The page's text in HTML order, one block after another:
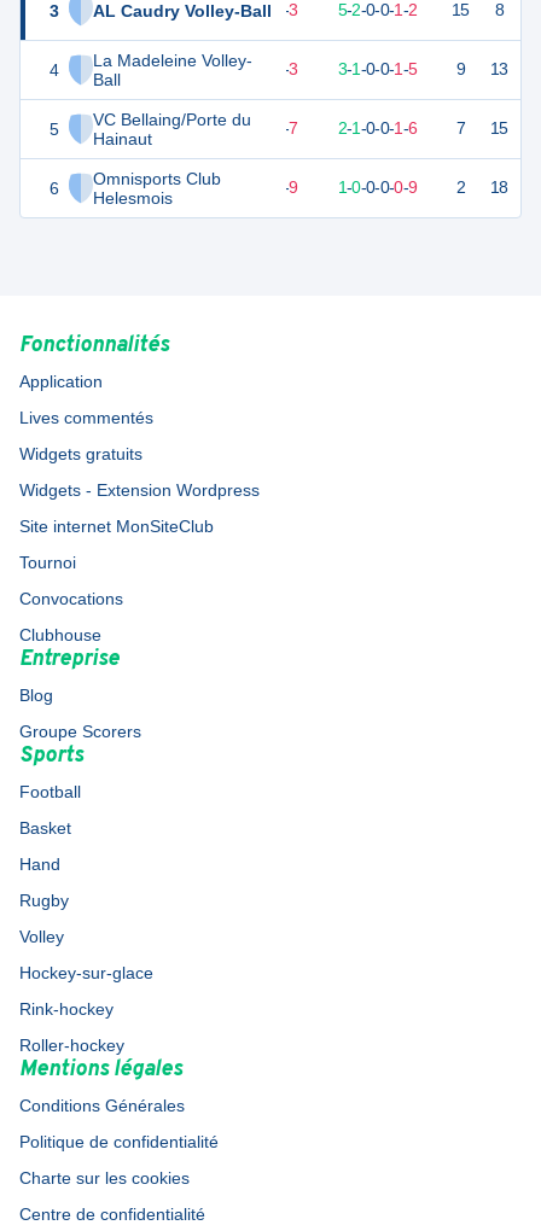
3 AL Caudry Volley-Ball
4
La Madeleine Volley-
Ball
5
VC Bellaing/Porte du
Hainaut
6
Omnisports Club
Helesmois
20 10 -3 5-2-0-0-1-2 15 8
3 10 -3 3-1-0-0-1-5 9 13
9 10 -7 2-1-0-0-1-6 7 15
3 -9 1-0-0-0-0-9 2 18
Fonctionnalités
Application
Lives commentés
Widgets gratuits
Widgets - Extension Wordpress
Site internet MonSiteClub
Tournoi
Convocations
Clubhouse
Entreprise
Blog
Groupe Scorers
Sports
Football
Basket
Hand
Rugby
Volley
Hockey-sur-glace
Rink-hockey
Roller-hockey
Mentions légales
Conditions Générales
Politique de confidentialité
Charte sur les cookies
Centre de confidentialité